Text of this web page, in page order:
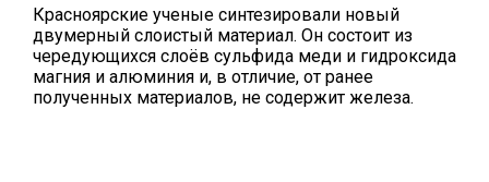
Красноярские ученые синтезировали новый
двумерный слоистый материал. Он состоит из
чередующихся слоёв сульфида меди и гидроксида
магния и алюминия и, в отличие, от ранее
полученных материалов, не содержит железа.